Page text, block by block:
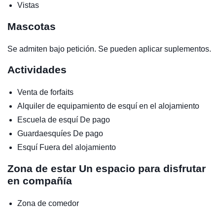
Vistas
Mascotas
Se admiten bajo petición. Se pueden aplicar suplementos.
Actividades
Venta de forfaits
Alquiler de equipamiento de esquí en el alojamiento
Escuela de esquí De pago
Guardaesquíes De pago
Esquí Fuera del alojamiento
Zona de estar Un espacio para disfrutar
en compañía
Zona de comedor